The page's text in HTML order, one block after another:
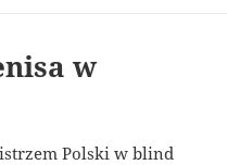
w
Polski w blind